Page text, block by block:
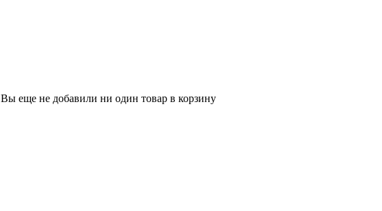
Вы еще не добавили ни один товар в корзину